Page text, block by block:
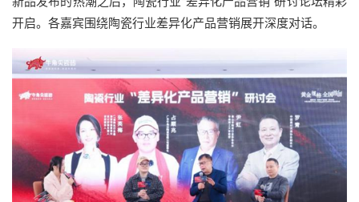
开启。各嘉宾围绕陶瓷行业差异化产品营销展开深度对话。